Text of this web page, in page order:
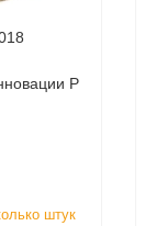
Американские инновации P
штук